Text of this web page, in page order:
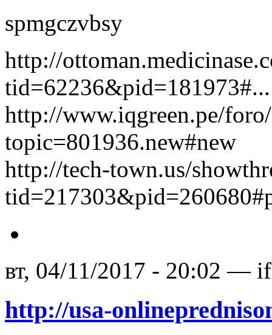
spmgczvbsy
http://
tid=62236&pid=181973#...
http://www.iqgreen.pe/
topic=801936.new#new
http://tech-town.us/
вт, 04/11/2017 - 20:02 —
http://usa-